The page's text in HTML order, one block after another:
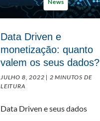
News
Data Driven e
monetização: quanto
valem os seus dados?
JULHO 8, 2022 | 2 MINUTOS DE
LEITURA
Data Driven e seus dados